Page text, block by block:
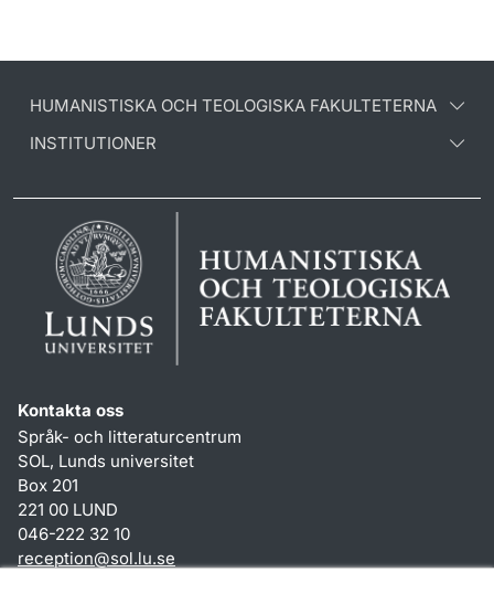
HUMANISTISKA OCH TEOLOGISKA FAKULTETERNA
INSTITUTIONER
Kontakta oss
Språk- och litteraturcentrum
SOL, Lunds universitet
Box 201
221 00 LUND
046-222 32 10
reception@sol.lu.se